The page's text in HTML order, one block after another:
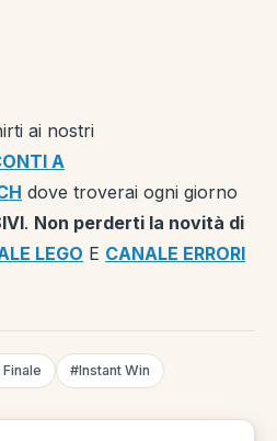
ai nostri
A
dove troverai ogni giorno
. Non perderti la novità di
LEGO E CANALE ERRORI
#Instant Win